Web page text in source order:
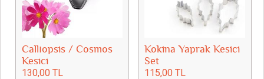
Callıopsis / Cosmos
Kesici
130,00 TL
Kokina Yaprak Kesici
Set
115,00 TL